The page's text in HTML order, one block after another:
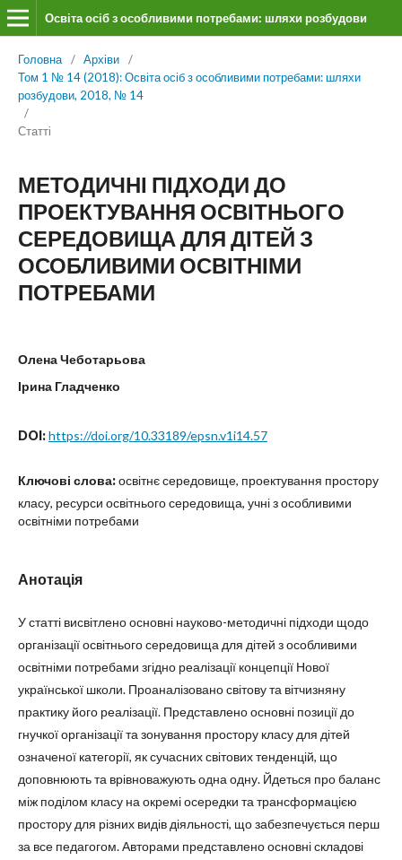
Освіта осіб з особливими потребами: шляхи розбудови
Головна / Архіви
/
Том 1 № 14 (2018): Освіта осіб з особливими потребами: шляхи
розбудови, 2018, № 14
/
Статті
МЕТОДИЧНІ ПІДХОДИ ДО
ПРОЕКТУВАННЯ ОСВІТНЬОГО
СЕРЕДОВИЩА ДЛЯ ДІТЕЙ З
ОСОБЛИВИМИ ОСВІТНІМИ
ПОТРЕБАМИ
Олена Чеботарьова
Ірина Гладченко
DOI:https://doi.org/10.33189/epsn.v1i14.57
Ключові слова:освітнє середовище, проектування простору
класу, ресурси освітнього середовища, учні з особливими
освітніми потребами
Анотація
У статті висвітлено основні науково-методичні підходи щодо
організації освітнього середовища для дітей з особливими
освітніми потребами згідно реалізації концепції Нової
української школи. Проаналізовано світову та вітчизняну
практику його реалізації. Представлено основні позиції до
гнучкої організації та зонування простору класу для дітей
означеної категорії, як сучасних світових тенденцій, що
доповнюють та врівноважують одна одну. Йдеться про баланс
між поділом класу на окремі осередки та трансформацією
простору для різних видів діяльності, що забезпечується перш
за все педагогом. Авторами представлено основні складові